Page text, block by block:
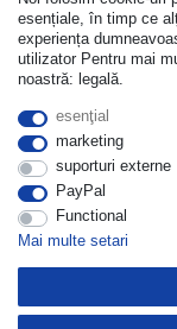
esențiale, în timp ce
experiența
utilizator Pentru mai
noastră: legală.
esenţial
marketing
suporturi externe
PayPal
Functional
Mai multe setari